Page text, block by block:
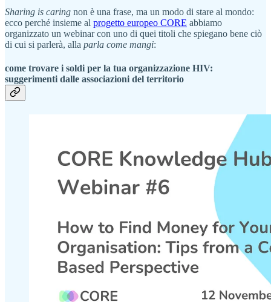
Sharing is caring non è una frase, ma un modo di stare al mondo:
ecco perché insieme al progetto europeo CORE abbiamo
organizzato un webinar con uno di quei titoli che spiegano bene ciò
di cui si parlerà, alla parla come mangi:
come trovare i soldi per la tua organizzazione HIV:
suggerimenti dalle associazioni del territorio